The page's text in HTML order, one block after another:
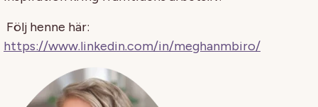
Följ henne här:
https://www.linkedin.com/in/meghanmbiro/